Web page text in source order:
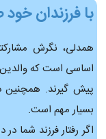
با فرزندان
همدلی، نگرش
اساسی است که والدین
پیش گیرند. همچنین
بسیار مهم است.
اگر رفتار فرزند شما